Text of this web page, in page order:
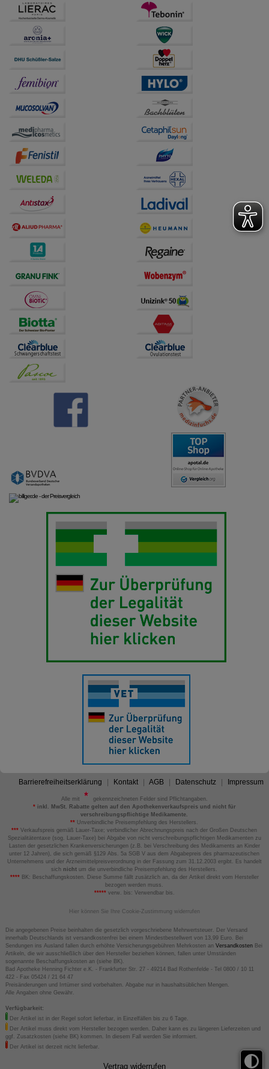
Barrierefreiheitserklärung Kontakt AGB Datenschutz Impressum
Alle mit
gekennzeichneten Felder sind Pflichtangaben.
*inkl. MwSt. Rabatte gelten auf den Apothekenverkaufspreis und nicht für
verschreibungspflichtige Medikamente.
** Unverbindliche Preisempfehlung des Herstellers.
*** Verkaufspreis gemäß Lauer-Taxe; verbindlicher Abrechnungspreis nach der Großen Deutschen
Spezialitätentaxe (sog. Lauer-Taxe) bei Abgabe von nicht verschreibungspflichtigen Medikamenten zu
Lasten der gesetzlichen Krankenversicherungen (z.B. bei Verschreibung des Medikaments an Kinder
unter 12 Jahren), die sich gemäß §129 Abs. 5a SGB V aus dem Abgabepreis des pharmazeutischen
Unternehmens und der Arzneimittelpreisverordnung in der Fassung zum 31.12.2003 ergibt. Es handelt
sich nicht um die unverbindliche Preisempfehlung des Herstellers.
****BK: Beschaffungskosten. Diese Summe fällt zusätzlich an, da der Artikel direkt vom Hersteller
bezogen werden muss.
*****verw. bis: Verwendbar bis.
Hier können Sie Ihre Cookie-Zustimmung widerrufen
Die angegebenen Preise beinhalten die gesetzlich vorgeschriebene Mehrwertsteuer. Der Versand
innerhalb Deutschlands ist versandkostenfrei bei einem Mindestbestellwert von 13,99 Euro. Bei
Sendungen ins Ausland fallen durch erhöhte Versicherungsgebühren Mehrkosten an VersandkostenBei
Artikeln, die wir ausschließlich über den Hersteller beziehen können, fallen unter Umständen
sogenannte Beschaffungskosten an (siehe BK).
Bad Apotheke Henning Fichter e.K. - Frankfurter Str. 27 - 49214 Bad Rothenfelde - Tel 0800 / 10 11
422 - Fax 05424 / 21 64 47
Preisänderungen und Irrtümer sind vorbehalten. Abgabe nur in haushaltsüblichen Mengen.
Alle Angaben ohne Gewähr.
Verfügbarkeit:
Der Artikel ist in der Regel sofort lieferbar, in Einzelfällen bis zu 6 Tage.
Der Artikel muss direkt vom Hersteller bezogen werden. Daher kann es zu längeren Lieferzeiten und
ggf. Zusatzkosten (siehe BK) kommen. In diesem Fall werden Sie informiert.
Der Artikel ist derzeit nicht lieferbar.
Vertrag widerrufen